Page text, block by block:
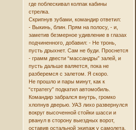
где поблескивал колпак кабины
стрелка.
Скрипнув зубами, командир ответил:
- Выкинь, блин. Прям на полосу, - и,
заметив безмерное удивление в глазах
подчиненного, добавил: - Не тронь,
пусть дрыхнет. Сам не буди. Проснется
- грамм двести “массандры” залей, и
пусть дальше валяется, пока не
разберемся с залетом. Я скоро.
Не прошло и пары минут, как к
“стратегу” подкатил автомобиль.
Командир забрался внутрь, громко
хлопнув дверью. УАЗ лихо развернулся
вокруг высоченной стойки шасси и
рванул в сторону выездных ворот,
оставив остальной экипаж у самолета.